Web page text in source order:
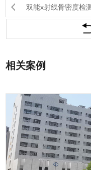
相关案例